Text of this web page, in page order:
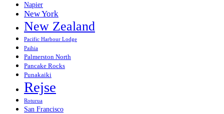
Napier
New York
New Zealand
Pacific Harbour Lodge
Paihia
Palmerston North
Pancake Rocks
Punakaiki
Rejse
Roturua
San Francisco